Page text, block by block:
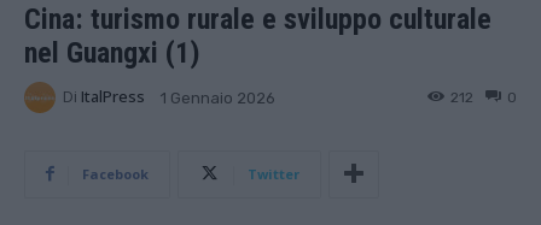
Cina: turismo rurale e sviluppo culturale
nel Guangxi (1)
Di ItalPress 1 Gennaio 2026 0
212
Facebook Twitter